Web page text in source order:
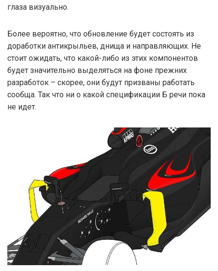
глаза визуально.
Более вероятно, что обновление будет состоять из
доработки антикрыльев, днища и направляющих. Не
стоит ожидать, что какой-либо из этих компонентов
будет значительно выделяться на фоне прежних
разработок – скорее, они будут призваны работать
сообща. Так что ни о какой спецификации Б речи пока
не идет.